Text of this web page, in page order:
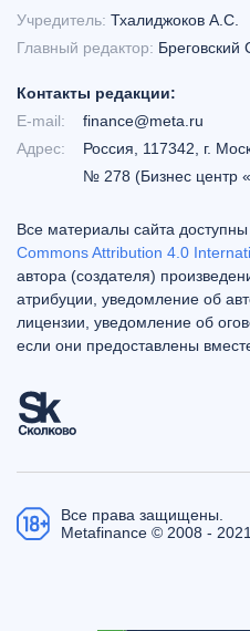
Учредитель: Тхалиджоков А.С.
Главный редактор: Бреговский
Контакты редакции:
E-mail:
finance@meta.ru
Адрес:
Россия, 117342, г.
№ 278 (Бизнес центр
Все материалы сайта
Commons Attribution 4.0
автора (создателя)
атрибуции, уведомление об
лицензии, уведомление об
если они предоставлены
Все права защищены.
Metafinance © 2008 - 2021